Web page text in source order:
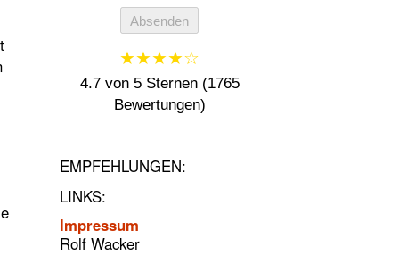
Absenden
★★★★☆
4.7 von 5 Sternen (1765
Bewertungen)
EMPFEHLUNGEN:
LINKS:
Impressum
Rolf Wacker